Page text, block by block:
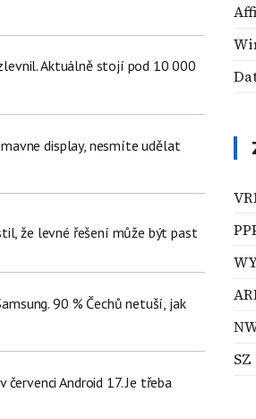
Aktuálně stojí pod 10 000
display, nesmíte udělat
že levné řešení může být past
90 % Čechů netuší, jak
Android 17. Je třeba
SZ